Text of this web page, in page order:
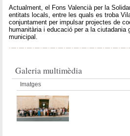
Actualment, el Fons Valencià per la
entitats locals, entre les quals es troba
conjuntament per impulsar projectes de
humanitària i educació per a la ciutadania
municipal.
Galeria multimèdia
Imatges